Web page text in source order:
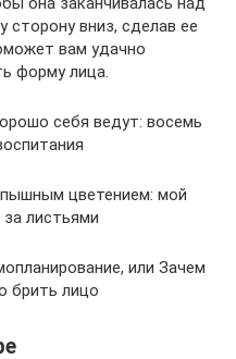
сторону вниз, сделав ее
вам удачно
форму лица.
себя ведут: восемь
цветением: мой
листьями
или Зачем
брить лицо